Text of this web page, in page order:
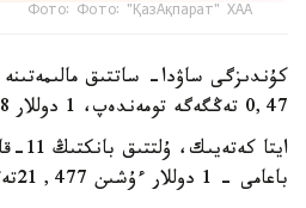
Фото: Фото: "ҚазАқпарат" ХАА
كۇندىزگى ساۋدا- ساتتىق مالىمەتىنە
0,47 تەڭگەگە تومەندەپ، 1 دوللار 476,78 تەڭگە بولدى.
ايتا
باعامى - 1 دوللار ءۇشىن 477, 21تەڭگە.